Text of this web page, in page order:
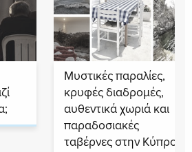
Μυστικές παραλίες,
κρυφές διαδρομές,
αυθεντικά χωριά και
παραδοσιακές
ταβέρνες στην Κύπρο